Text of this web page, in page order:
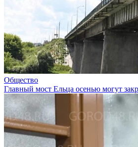
Общество
Главный мост Ельца осенью могут